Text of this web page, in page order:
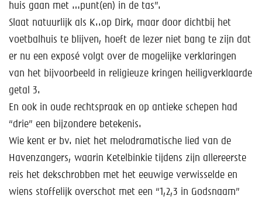
Lid worden
Contact
huis gaan met …punt(en) in de tas”.
Slaat natuurlijk als K..op Dirk, maar door dichtbij het
voetbalhuis te blijven, hoeft de lezer niet bang te zijn dat
er nu een exposé volgt over de mogelijke verklaringen
van het bijvoorbeeld in religieuze kringen heiligverklaarde
getal 3.
En ook in oude rechtspraak en op antieke schepen had
“drie” een bijzondere betekenis.
Wie kent er bv. niet het melodramatische lied van de
Havenzangers, waarin Ketelbinkie tijdens zijn allereerste
reis het dekschrobben met het eeuwige verwisselde en
wiens stoffelijk overschot met een “1,2,3 in Godsnaam”